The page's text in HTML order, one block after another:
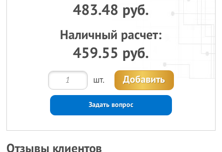
483.48 руб.
Наличный расчет:
459.55 руб.
шт. Добавить
Задать вопрос
Отзывы клиентов